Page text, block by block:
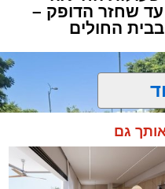
עד שחזר הדופק –
החולים
אותך גם